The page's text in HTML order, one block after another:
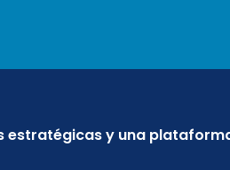
estratégicas y una